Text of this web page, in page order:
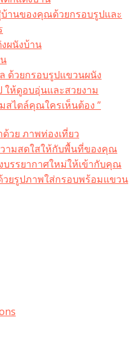
านของคุณด้วยกรอบรูปและ
ผนังบ้าน
ด้วยกรอบรูปแขวนผนัง
ให้ดูอบอุ่นและสวยงาม
สไตล์คุณใครเห็นต้อง ”
ด้วย ภาพท่องเที่ยว
ามสดใสให้กับพื้นที่ของคุณ
บรรยากาศใหม่ให้เข้ากับคุณ
ยรูปภาพใส่กรอบพร้อมแขวน​